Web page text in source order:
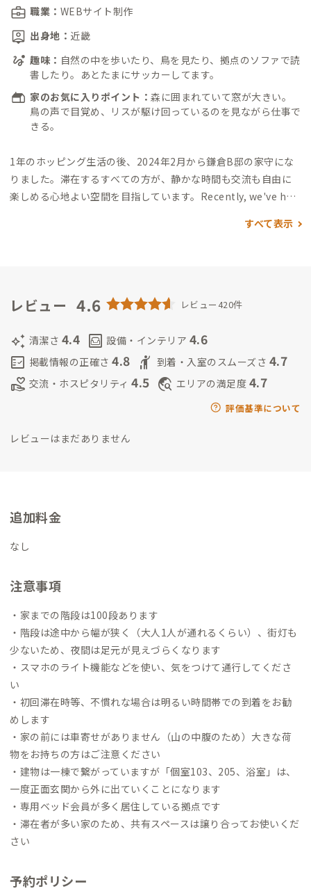
職業： WEBサイト制作
出身地： 近畿
趣味： 自然の中を歩いたり、鳥を見たり、拠点のソファで読
書したり。あとたまにサッカーしてます。
家のお気に入りポイント： 森に囲まれていて窓が大きい。
鳥の声で目覚め、リスが駆け回っているのを見ながら仕事で
きる。
1年のホッピング生活の後、2024年2月から鎌倉B邸の家守にな
りました。 滞在するすべての方が、静かな時間も交流も自由に
楽しめる心地よい空間を目指しています。 Recently, we've had
nt countries, so you're always welcome to stay here.▼家守
うに、こちらから積極的に話しかけることは敢えてしていなか
声をかけてくださいね。
すべて表示
レビュー 4.6 レビュー420件
auto_awesome 清潔さ 4.4 living 設備・インテリア 4.6
fact_check 掲載情報の正確さ 4.8 hail 到着・入室のスムーズさ 4.7
volunteer_activism 交流・ホスピタリティ 4.5 travel_explore エリアの満足度 4.7
評価基準について
レビューはまだありません
追加料金
なし
注意事項
・家までの階段は100段あります
・階段は途中から幅が狭く（大人1人が通れるくらい）、街灯も
少ないため、夜間は足元が見えづらくなります
・スマホのライト機能などを使い、気をつけて通行してくださ
い
・初回滞在時等、不慣れな場合は明るい時間帯での到着をお勧
めします
・家の前には車寄せがありません（山の中腹のため）大きな荷
物をお持ちの方はご注意ください
・建物は一棟で繋がっていますが「個室103、205、浴室」は、
一度正面玄関から外に出ていくことになります
・専用ベッド会員が多く居住している拠点です
・滞在者が多い家のため、共有スペースは譲り合ってお使いくだ
さい
予約ポリシー